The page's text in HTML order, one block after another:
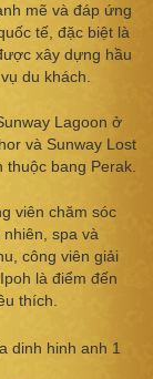
mẽ và đáp ứng
tế, đặc biệt là
xây dựng hầu
du khách.
Lagoon ở
và Sunway Lost
thuộc bang Perak.
viên chăm sóc
spa và
công viên giải
là điểm đến
thích.